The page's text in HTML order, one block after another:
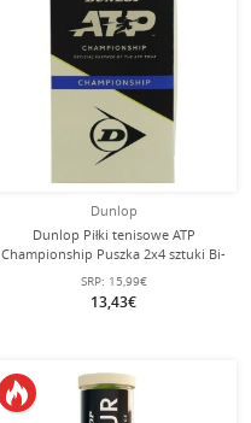
Dunlop
Dunlop Piłki tenisowe ATP
Championship Puszka 2x4 sztuki Bi-
Pack
SRP: 15,99€
13,43€